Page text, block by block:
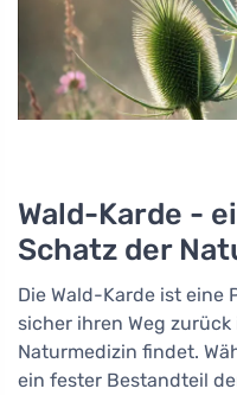
Wald-Karde -
Schatz der
Die Wald-Karde ist eine
sicher ihren Weg
Naturmedizin findet.
ein fester Bestandteil